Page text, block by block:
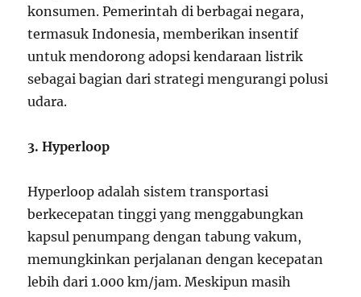
konsumen. Pemerintah di berbagai negara,
termasuk Indonesia, memberikan insentif
untuk mendorong adopsi kendaraan listrik
sebagai bagian dari strategi mengurangi polusi
udara.
3. Hyperloop
Hyperloop adalah sistem transportasi
berkecepatan tinggi yang menggabungkan
kapsul penumpang dengan tabung vakum,
memungkinkan perjalanan dengan kecepatan
lebih dari 1.000 km/jam. Meskipun masih